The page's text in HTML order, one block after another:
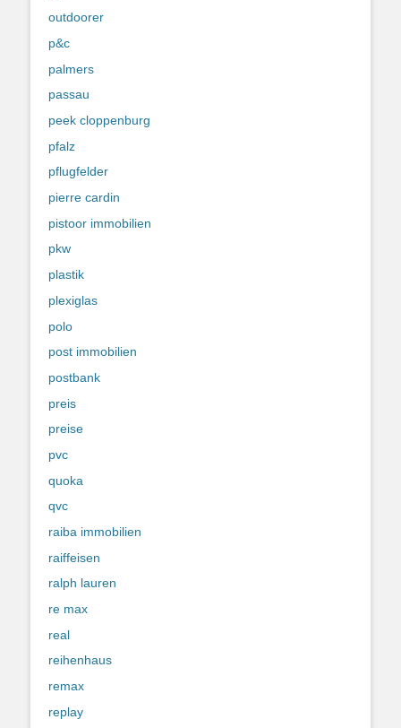
outdoorer
p&c
palmers
passau
peek cloppenburg
pfalz
pflugfelder
pierre cardin
pistoor immobilien
pkw
plastik
plexiglas
polo
post immobilien
postbank
preis
preise
pvc
quoka
qvc
raiba immobilien
raiffeisen
ralph lauren
re max
real
reihenhaus
remax
replay